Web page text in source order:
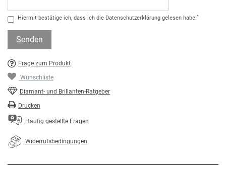
Hiermit bestätige ich, dass ich die Daten­schutz­erklärung gelesen habe.*
Senden
Frage zum Produkt
Wunschliste
Diamant- und Brillanten-Ratgeber
Drucken
Häufig gestellte Fragen
Widerrufsbedingungen